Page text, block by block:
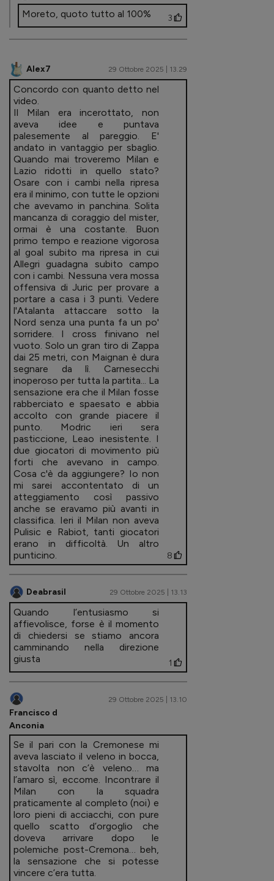
Moreto, quoto tutto al 100% 3
Alex7 29 Ottobre 2025 | 13.29
Concordo con quanto detto nel
video.
Il Milan era incerottato, non
aveva idee e puntava
palesemente al pareggio. E'
andato in vantaggio per sbaglio.
Quando mai troveremo Milan e
Lazio ridotti in quello stato?
Osare con i cambi nella ripresa
era il minimo, con tutte le opzioni
che avevamo in panchina. Solita
mancanza di coraggio del mister,
ormai è una costante. Buon
primo tempo e reazione vigorosa
al goal subito ma ripresa in cui
Allegri guadagna subito campo
con i cambi. Nessuna vera mossa
offensiva di Juric per provare a
portare a casa i 3 punti. Vedere
l'Atalanta attaccare sotto la
Nord senza una punta fa un po'
sorridere. I cross finivano nel
vuoto. Solo un gran tiro di Zappa
dai 25 metri, con Maignan è dura
segnare da lì. Carnesecchi
inoperoso per tutta la partita... La
sensazione era che il Milan fosse
rabberciato e spaesato e abbia
accolto con grande piacere il
punto. Modric ieri sera
pasticcione, Leao inesistente. I
due giocatori di movimento più
forti che avevano in campo.
Cosa c'è da aggiungere? Io non
mi sarei accontentato di un
atteggiamento così passivo
anche se eravamo più avanti in
classifica. Ieri il Milan non aveva
Pulisic e Rabiot, tanti giocatori
erano in difficoltà. Un altro
punticino.
8
Deabrasil 29 Ottobre 2025 | 13.13
Quando l’entusiasmo si
affievolisce, forse è il momento
di chiedersi se stiamo ancora
camminando nella direzione
giusta
1
Francisco d
Anconia
29 Ottobre 2025 | 13.10
Se il pari con la Cremonese mi
aveva lasciato il veleno in bocca,
stavolta non c’è veleno… ma
l’amaro sì, eccome. Incontrare il
Milan con la squadra
praticamente al completo (noi) e
loro pieni di acciacchi, con pure
quello scatto d’orgoglio che
doveva arrivare dopo le
polemiche post-Cremona… beh,
la sensazione che si potesse
vincere c’era tutta.